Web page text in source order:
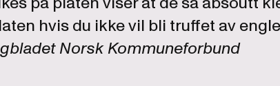
hvis du ikke vil bli truffet av
Norsk Kommuneforbund